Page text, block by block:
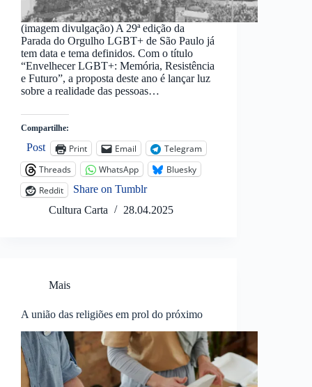
(imagem divulgação) A 29ª edição da
Parada do Orgulho LGBT+ de São Paulo já
tem data e tema definidos. Com o título
“Envelhecer LGBT+: Memória, Resistência
e Futuro”, a proposta deste ano é lançar luz
sobre a realidade das pessoas…
Compartilhe:
Post Print Email
Telegram
Threads
WhatsApp
Bluesky
Reddit
Share on Tumblr
Cultura Carta
28.04.2025
Mais
A união das religiões em prol do próximo